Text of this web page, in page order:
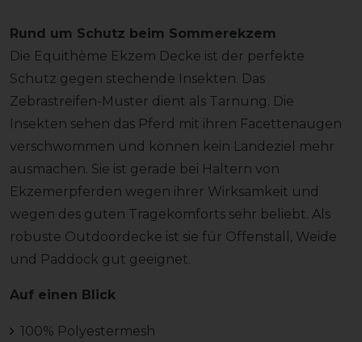
Rund um Schutz beim Sommerekzem
Die Equithème Ekzem Decke ist der perfekte
Schutz gegen stechende Insekten. Das
Zebrastreifen-Muster dient als Tarnung. Die
Insekten sehen das Pferd mit ihren Facettenaugen
verschwommen und können kein Landeziel mehr
ausmachen. Sie ist gerade bei Haltern von
Ekzemerpferden wegen ihrer Wirksamkeit und
wegen des guten Tragekomforts sehr beliebt. Als
robuste Outdoordecke ist sie für Offenstall, Weide
und Paddock gut geeignet.
Auf einen Blick
100% Polyestermesh